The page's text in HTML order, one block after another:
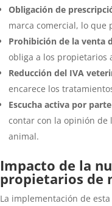
Obligación de
marca comercial, lo que
Prohibición de la venta
obliga a los propietarios
Reducción del IVA
encarece los
Escucha activa por
contar con la opinión de
animal.
Impacto de la
propietarios de
La implementación de